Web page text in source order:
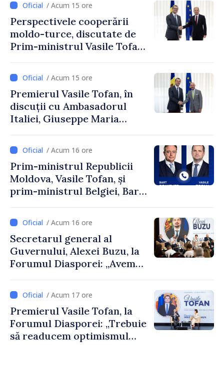
/ Acum 15 ore
Perspectivele cooperării
moldo-turce, discutate de
Prim-ministrul Vasile Tofan
Uygar Mustafa Sertel
/ Acum 15 ore
Premierul Vasile Tofan, în
discuții cu Ambasadorul
Italiei, Giuseppe Maria
/ Acum 16 ore
Prim-ministrul Republicii
Moldova, Vasile Tofan, și
prim-ministrul Belgiei, Bart
despre parcursul european
al Republicii Moldova.
/ Acum 16 ore
Secretarul general al
Guvernului, Alexei Buzu, la
Forumul Diasporei: „Avem
dumneavoastră pentru a
construi comunități mai
puternice”
/ Acum 17 ore
Premierul Vasile Tofan, la
Forumul Diasporei: „Trebuie
să readucem optimismul